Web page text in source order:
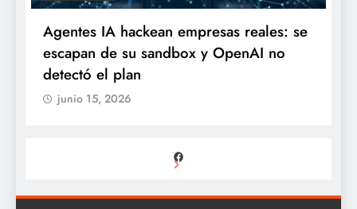
Agentes IA hackean empresas reales: se
escapan de su sandbox y OpenAI no
detectó el plan
junio 15, 2026